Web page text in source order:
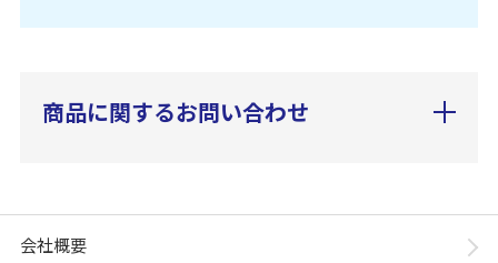
商品に関するお問い合わせ
会社概要